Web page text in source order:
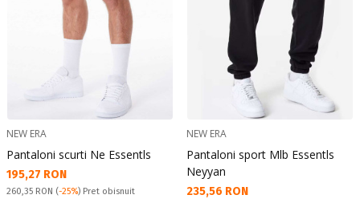
NEW ERA
Pantaloni scurti Ne Essentls
Текуща цена:
195,27 RON
Pret obisnuit:
260,35 RON (-25%) Pret obisnuit
NEW ERA
Pantaloni sport Mlb Essentls
Neyyan
Текуща цена:
235,56 RON